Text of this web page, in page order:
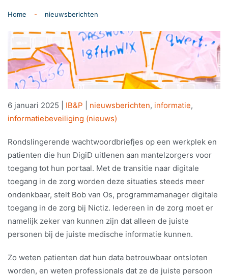
Home nieuwsberichten
6 januari 2025 IB&P nieuwsberichten, informatie,
informatiebeveiliging (nieuws)
Rondslingerende wachtwoordbriefjes op een werkplek en
patienten die hun DigiD uitlenen aan mantelzorgers voor
toegang tot hun portaal. Met de transitie naar digitale
toegang in de zorg worden deze situaties steeds meer
ondenkbaar, stelt Bob van Os, programmamanager digitale
toegang in de zorg bij Nictiz. Iedereen in de zorg moet er
namelijk zeker van kunnen zijn dat alleen de juiste
personen bij de juiste medische informatie kunnen.
Zo weten patienten dat hun data betrouwbaar ontsloten
worden, en weten professionals dat ze de juiste persoon